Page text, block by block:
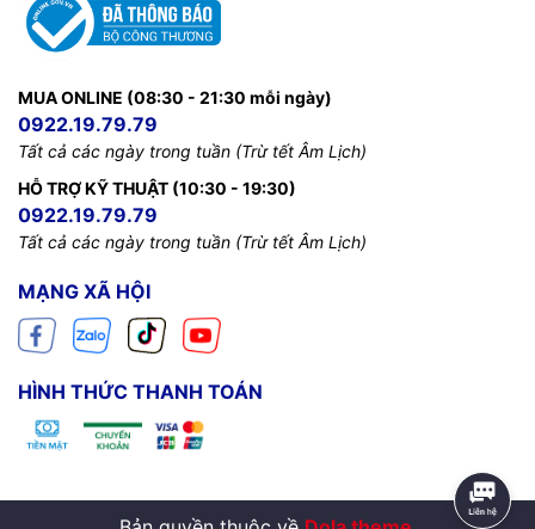
MUA ONLINE (08:30 - 21:30 mỗi ngày)
0922.19.79.79
Tất cả các ngày trong tuần (Trừ tết Âm Lịch)
HỖ TRỢ KỸ THUẬT (10:30 - 19:30)
0922.19.79.79
Tất cả các ngày trong tuần (Trừ tết Âm Lịch)
MẠNG XÃ HỘI
HÌNH THỨC THANH TOÁN